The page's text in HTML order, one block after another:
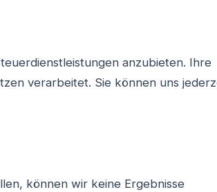
anzubieten. Ihre
verarbeitet. Sie können uns
können wir keine Ergebnisse